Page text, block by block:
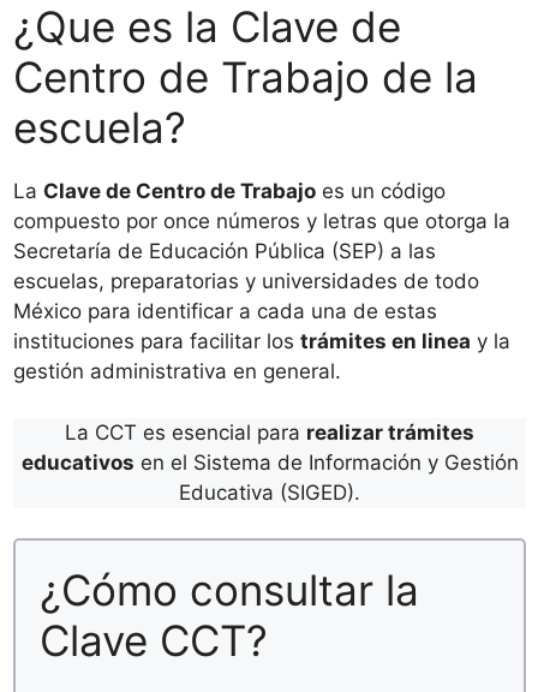
¿Que es la Clave de
Centro de Trabajo de la
escuela?
La Clave de Centro de Trabajo es un código
compuesto por once números y letras que otorga la
Secretaría de Educación Pública (SEP) a las
escuelas, preparatorias y universidades de todo
México para identificar a cada una de estas
instituciones para facilitar los trámites en linea y la
gestión administrativa en general.
La CCT es esencial para realizar trámites
educativos en el Sistema de Información y Gestión
Educativa (SIGED).
¿Cómo consultar la
Clave CCT?